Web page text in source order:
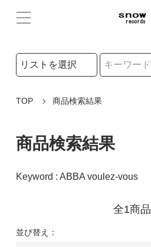
検索リストの選択
TOP 商品検索結果
商品検索結果
Keyword : ABBA voulez-vous
全1商品
並び替え：